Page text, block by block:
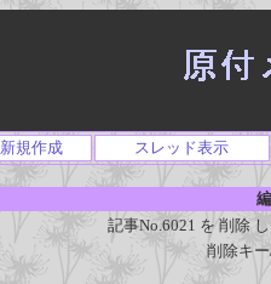
新規作成 スレッド表示
記事No.6021 を 削除
削除キ